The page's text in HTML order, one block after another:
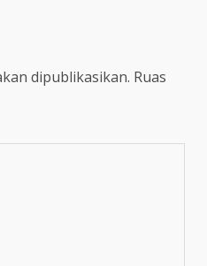
dipublikasikan. Ruas